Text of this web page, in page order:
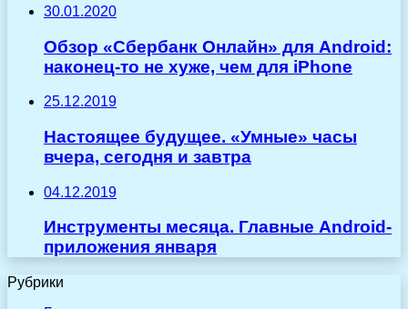
30.01.2020
Обзор «Сбербанк Онлайн» для Android:
наконец-то не хуже, чем для iPhone
25.12.2019
Настоящее будущее. «Умные» часы
вчера, сегодня и завтра
04.12.2019
Инструменты месяца. Главные Android-
приложения января
Рубрики